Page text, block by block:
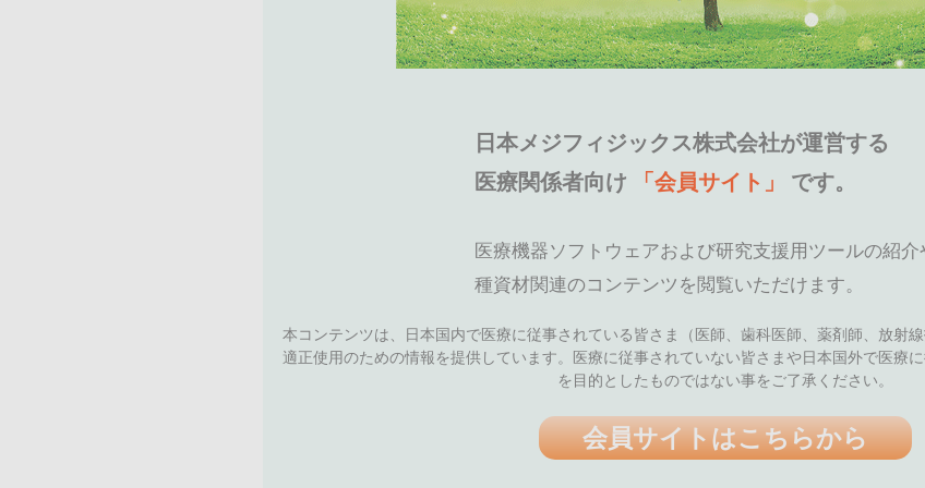
日本メジフィジックス株式会社が運営する
医療関係者向け
「会員サイト」 です。
医療機器ソフトウェアおよび研究支援用ツールの紹介
種資材関連のコンテンツを閲覧いただけます。
本コンテンツは、日本国内で医療に従事されている皆さま（医師、歯科医師、薬剤師、放射
適正使用のための情報を提供しています。医療に従事されていない皆さまや日本国外で医療
を目的としたものではない事をご了承ください。
会員サイトはこちらから